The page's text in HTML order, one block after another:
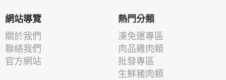
網站導覽
關於我們
聯絡我們
官方網站
熱門分類
湊免運專區
肉品雞肉類
批發專區
生鮮豬肉類